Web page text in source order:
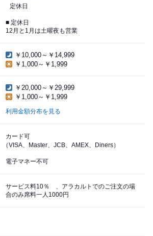
定休日
■ 定休日
12月と1月は土曜夜も営業
￥10,000～￥14,999
￥1,000～￥1,999
￥20,000～￥29,999
￥1,000～￥1,999
利用金額分布を見る
カード可
（VISA、Master、JCB、AMEX、Diners）
電子マネー不可
サービス料10％ 、アラカルトでのご注文の場
合のみ席料一人1000円